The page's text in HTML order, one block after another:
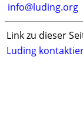
info@luding.org
Link zu dieser
Luding